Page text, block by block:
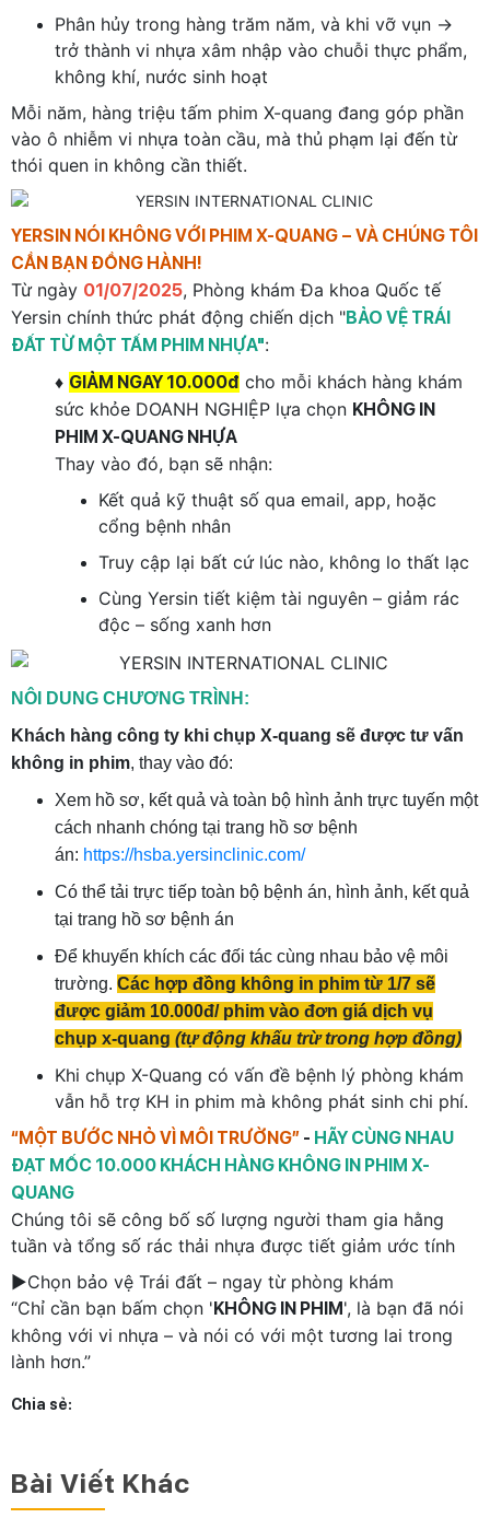
Phân hủy trong hàng trăm năm, và khi vỡ vụn →
trở thành vi nhựa xâm nhập vào chuỗi thực phẩm,
không khí, nước sinh hoạt
Mỗi năm, hàng triệu tấm phim X-quang đang góp phần
vào ô nhiễm vi nhựa toàn cầu, mà thủ phạm lại đến từ
thói quen in không cần thiết.
YERSIN NÓI KHÔNG VỚI PHIM X-QUANG – VÀ CHÚNG TÔI
CẦN BẠN ĐỒNG HÀNH!
Từ ngày 01/07/2025, Phòng khám Đa khoa Quốc tế
Yersin chính thức phát động chiến dịch "BẢO VỆ TRÁI
ĐẤT TỪ MỘT TẤM PHIM NHỰA":
♦ GIẢM NGAY 10.000đ cho mỗi khách hàng khám
sức khỏe DOANH NGHIỆP lựa chọn KHÔNG IN
PHIM X-QUANG NHỰA
Thay vào đó, bạn sẽ nhận:
Kết quả kỹ thuật số qua email, app, hoặc
cổng bệnh nhân
Truy cập lại bất cứ lúc nào, không lo thất lạc
Cùng Yersin tiết kiệm tài nguyên – giảm rác
độc – sống xanh hơn
NÔI DUNG CHƯƠNG TRÌNH:
Khách hàng công ty khi chụp X-quang sẽ được tư vấn
không in phim, thay vào đó:
Xem hồ sơ, kết quả và toàn bộ hình ảnh trực tuyến một
cách nhanh chóng tại trang hồ sơ bệnh
án: https://hsba.yersinclinic.com/
Có thể tải trực tiếp toàn bộ bệnh án, hình ảnh, kết quả
tại trang hồ sơ bệnh án
Để khuyến khích các đối tác cùng nhau bảo vệ môi
trường. Các hợp đồng không in phim từ 1/7 sẽ
được giảm 10.000đ/ phim vào đơn giá dịch vụ
chụp x-quang (tự động khấu trừ trong hợp đồng)
Khi chụp X-Quang có vấn đề bệnh lý phòng khám
vẫn hỗ trợ KH in phim mà không phát sinh chi phí.
“MỘT BƯỚC NHỎ VÌ MÔI TRƯỜNG” - HÃY CÙNG NHAU
ĐẠT MỐC 10.000 KHÁCH HÀNG KHÔNG IN PHIM X-
QUANG
Chúng tôi sẽ công bố số lượng người tham gia hằng
tuần và tổng số rác thải nhựa được tiết giảm ước tính
►Chọn bảo vệ Trái đất – ngay từ phòng khám
“Chỉ cần bạn bấm chọn 'KHÔNG IN PHIM', là bạn đã nói
không với vi nhựa – và nói có với một tương lai trong
lành hơn.”
Chia sẻ:
Bài Viết Khác